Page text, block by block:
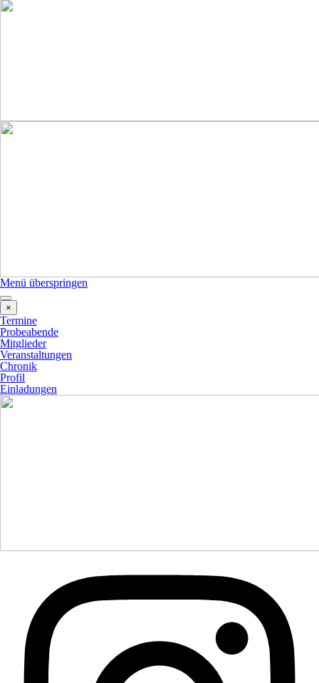
Menü überspringen
×
Termine
Probeabende
Mitglieder
Veranstaltungen
Chronik
Profil
Einladungen